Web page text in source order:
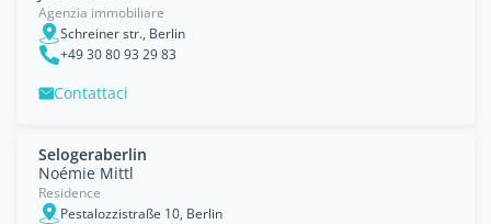
Agenzia immobiliare
Schreiner str., Berlin
+49 30 80 93 29 83
Contattaci
Selogeraberlin
Noémie Mittl
Residence
Pestalozzistraße 10, Berlin